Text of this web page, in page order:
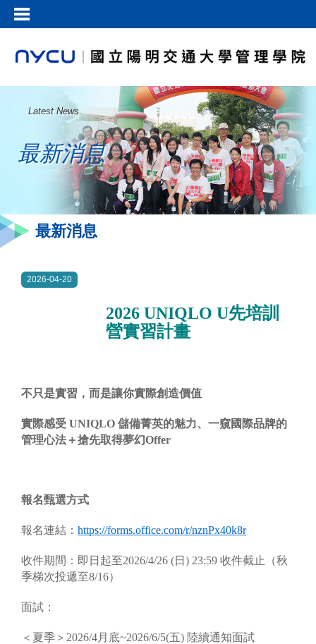
Latest News
最新消息
最新消息
2026-04-20
2026 UNIQLO U先培訓
營實習計畫
不只是實習，而是讓你實際創造價值
實際感受 UNIQLO 儲備菁英的魅力、一窺國際品牌的
管理心法＋搶先取得夢幻Offer
報名甄選方式
報名連結： https://forms.office.com/r/nznPx40k8r
收件期間：即日起至2026/4/26 (日) 23:59 收件截止（秋
季梯次投遞至8/16）
面試：
＜夏季＞2026/4月底~2026/6/5(五) 陸續通知面試